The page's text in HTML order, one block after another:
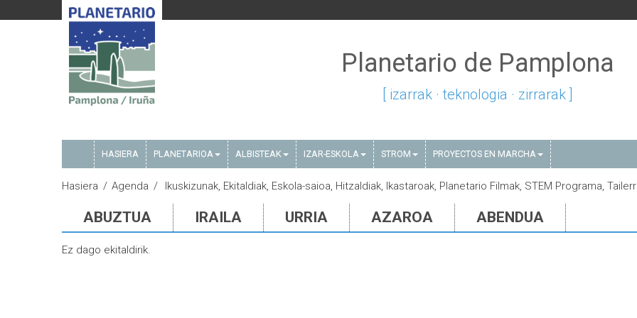
Planetario de Pamplona
[ izarrak · teknologia · zirrarak ]
HASIERA PLANETARIOA ALBISTEAK IZAR-ESKOLA STROM PROYECTOS EN MARCHA
Hasiera Agenda Ikuskizunak, Ekitaldiak, Eskola-saioa, Hitzaldiak, Ikastaroak, Planetario Filmak, STEM Programa,
ABUZTUA IRAILA URRIA AZAROA ABENDUA
Ez dago ekitaldirik.